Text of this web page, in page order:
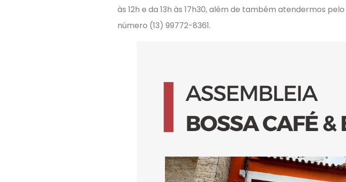
às 12h e da 13h às 17h30, além de também atendermos
número (13) 99772-8361.